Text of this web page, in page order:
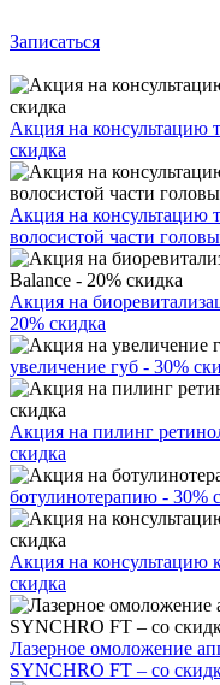
Записаться
Акция на консультацию
скидка
Акция на консультацию
волосистой части головы
Акция на
20% скидка
увеличение губ - 30%
Акция на пилинг
скидка
ботулинотерапию - 30%
Акция на консультацию
скидка
Лазерное омоложение
SYNCHRO FT – со